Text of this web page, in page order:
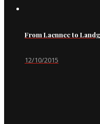
From Laennec to
12/10/2015